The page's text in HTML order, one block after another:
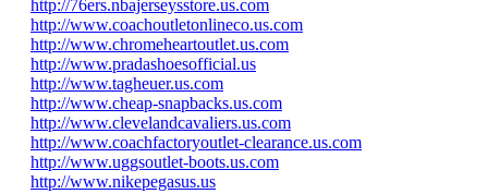
http://76ers.nbajerseysstore.us.com
http://www.coachoutletonlineco.us.com
http://www.chromeheartoutlet.us.com
http://www.pradashoesofficial.us
http://www.tagheuer.us.com
http://www.cheap-snapbacks.us.com
http://www.clevelandcavaliers.us.com
http://www.coachfactoryoutlet-clearance.us.com
http://www.uggsoutlet-boots.us.com
http://www.nikepegasus.us